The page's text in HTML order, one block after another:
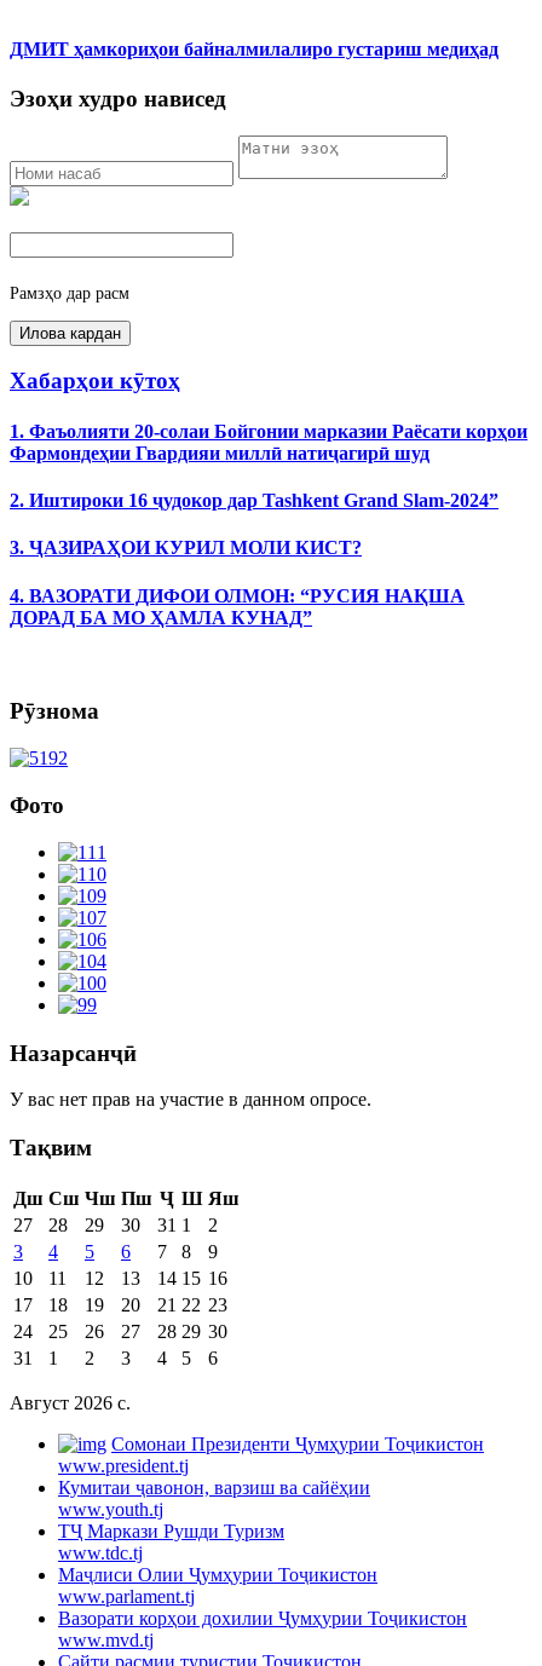
ДМИТ ҳамкориҳои байналмилалиро густариш медиҳад
Эзоҳи худро нависед
Рамзҳо дар расм
Хабарҳои кӯтоҳ
1. Фаъолияти 20-солаи Бойгонии марказии Раёсати корҳои
Фармондеҳии Гвардияи миллӣ натиҷагирӣ шуд
2. Иштироки 16 ҷудокор дар Tashkent Grand Slam-2024”
3. ҶАЗИРАҲОИ КУРИЛ МОЛИ КИСТ?
4. ВАЗОРАТИ ДИФОИ ОЛМОН: “РУСИЯ НАҚША
ДОРАД БА МО ҲАМЛА КУНАД”
Рӯзнома
Фото
Назарсанҷӣ
У вас нет прав на участие в данном опросе.
Тақвим
Дш Сш Чш Пш Ҷ Ш Яш
27
28 29 30 31 1
2
3
4 5 6 7 8
9
10
11 12 13 14 15 16
17
18 19 20 21 22 23
24
25 26 27 28 29 30
31
1 2 3 4 5 6
Август 2026 c.
Cомонаи Президенти Ҷумҳурии Тоҷикистон
www.president.tj
Кумитаи ҷавонон, варзиш ва сайёҳии
www.youth.tj
ТҶ Маркази Рушди Туризм
www.tdc.tj
Маҷлиси Олии Ҷумҳурии Тоҷикистон
www.parlament.tj
Вазорати корҳои дохилии Ҷумҳурии Тоҷикистон
www.mvd.tj
Сайти расмии туристии Тоҷикистон